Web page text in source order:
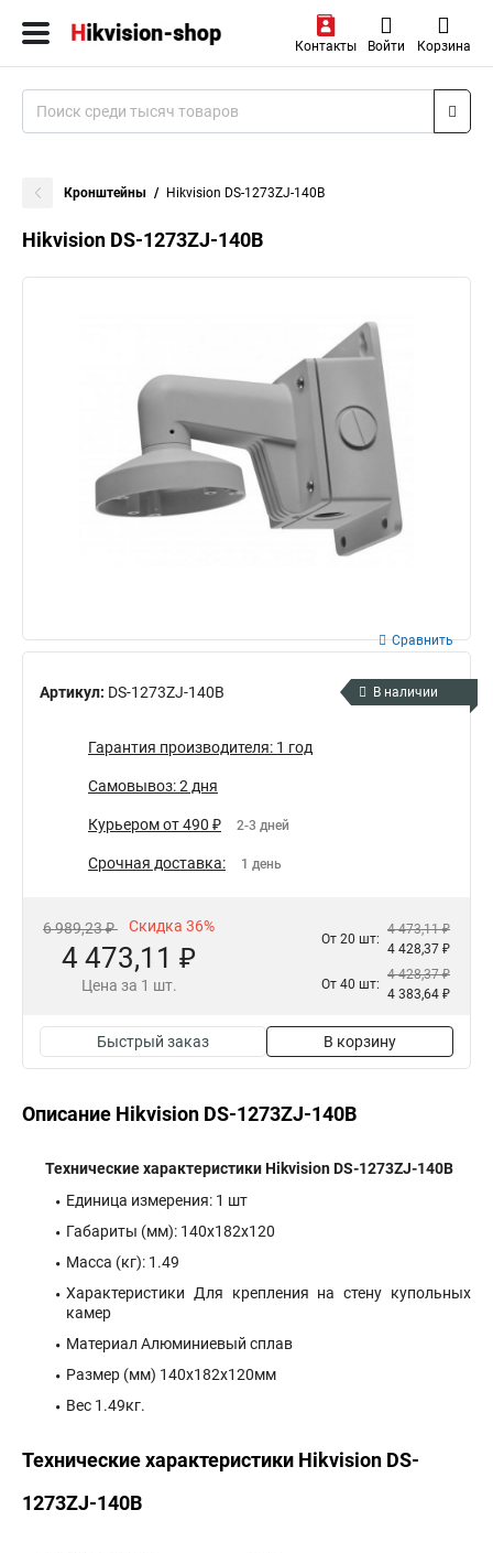
Контакты Войти Корзина
Кронштейны Hikvision DS-1273ZJ-140B
Hikvision DS-1273ZJ-140B
Артикул: DS-1273ZJ-140B
Сравнить
В наличии
Гарантия производителя: 1 год
Самовывоз: 2 дня
Курьером от 490 ₽ 2-3 дней
Срочная доставка: 1 день
6 989,23 ₽ Скидка 36%
4 473,11 ₽
Цена за 1 шт.
От 20 шт:
4 473,11 ₽
4 428,37 ₽
От 40 шт:
4 428,37 ₽
4 383,64 ₽
Быстрый заказ В корзину
Описание Hikvision DS-1273ZJ-140B
Технические характеристики Hikvision DS-1273ZJ-140B
Единица измерения: 1 шт
Габариты (мм): 140x182x120
Масса (кг): 1.49
Характеристики Для крепления на стену купольных
камер
Материал Алюминиевый сплав
Размер (мм) 140х182х120мм
Вес 1.49кг.
Технические характеристики Hikvision DS-
1273ZJ-140B